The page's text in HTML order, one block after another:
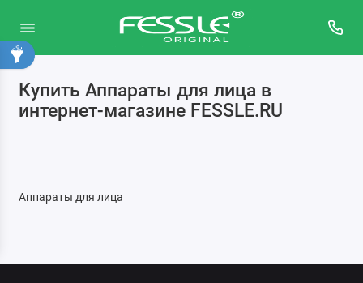
Купить Аппараты для лица в
интернет-магазине FESSLE.RU
Аппараты для лица